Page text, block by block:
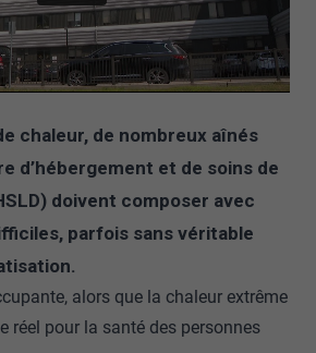
chaleur, de nombreux aînés
d’hébergement et de soins de
doivent composer avec
parfois sans véritable
alors que la chaleur extrême
réel pour la santé des personnes